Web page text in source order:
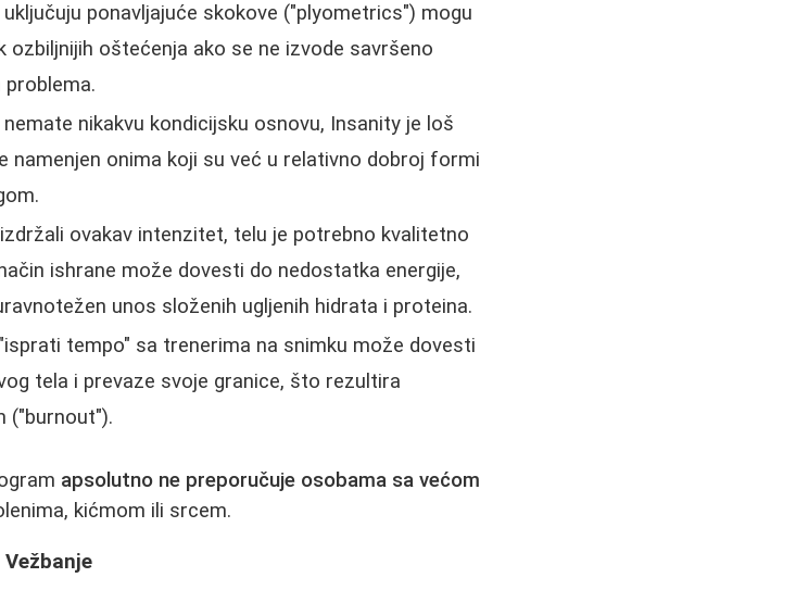
ponavljajuće skokove ("plyometrics") mogu
ozbiljnijih oštećenja ako se ne izvode savršeno
nikakvu kondicijsku osnovu, Insanity je loš
namenjen onima koji su već u relativno dobroj formi
ovakav intenzitet, telu je potrebno kvalitetno
ishrane može dovesti do nedostatka energije,
unos složenih ugljenih hidrata i proteina.
tempo" sa trenerima na snimku može dovesti
tela i prevaze svoje granice, što rezultira
("burnout").
apsolutno ne preporučuje osobama sa većom
kićmom ili srcem.